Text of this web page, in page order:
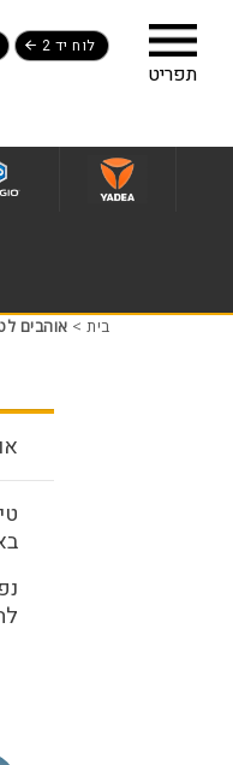
לוח יד 2
דלג לתפריט תחתון
בית> אוהבים